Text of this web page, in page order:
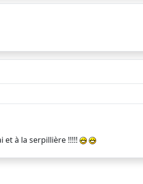
et à la serpillière !!!!!